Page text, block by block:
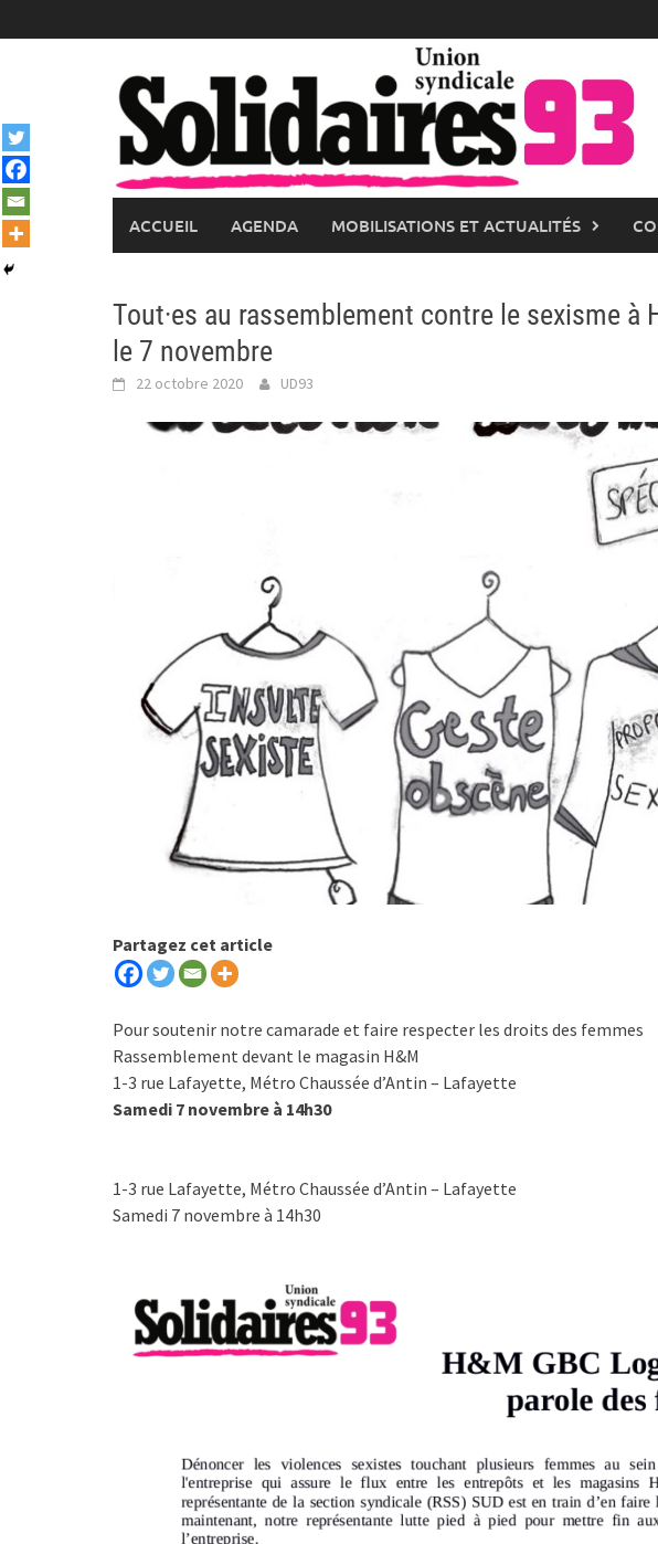
to
ACCUEIL AGENDA MOBILISATIONS ET ACTUALITÉS
Tout·es au rassemblement contre le sexisme à
le 7 novembre
22 octobre 2020 UD93
Partagez cet article
Pour soutenir notre camarade et faire respecter les droits des femmes
Rassemblement devant le magasin H&M
1-3 rue Lafayette, Métro Chaussée d’Antin – Lafayette
Samedi 7 novembre à 14h30
1-3 rue Lafayette, Métro Chaussée d’Antin – Lafayette
Samedi 7 novembre à 14h30